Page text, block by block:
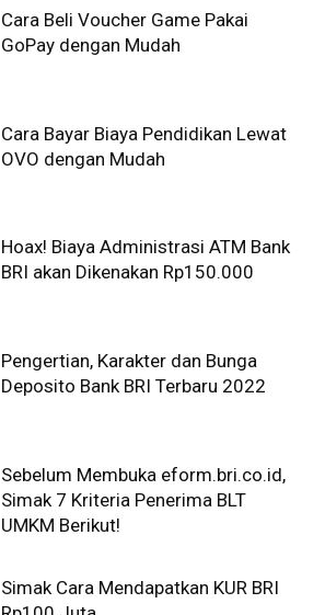
Cara Beli Voucher Game Pakai
GoPay dengan Mudah
Cara Bayar Biaya Pendidikan Lewat
OVO dengan Mudah
Hoax! Biaya Administrasi ATM Bank
BRI akan Dikenakan Rp150.000
Pengertian, Karakter dan Bunga
Deposito Bank BRI Terbaru 2022
Sebelum Membuka eform.bri.co.id,
Simak 7 Kriteria Penerima BLT
UMKM Berikut!
Simak Cara Mendapatkan KUR BRI